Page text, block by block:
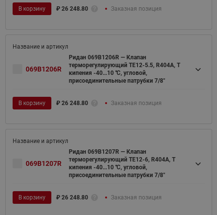
В корзину ₽ 26 248.80 Заказная позиция
069B1206R
Ридан 069B1206R — Клапан
терморегулирующий TE12-5.5, R404A, T
кипения -40...10 ℃, угловой,
присоединительные патрубки 7/8"
В корзину ₽ 26 248.80 Заказная позиция
069B1207R
Ридан 069B1207R — Клапан
терморегулирующий TE12-6, R404A, T
кипения -40...10 ℃, угловой,
присоединительные патрубки 7/8"
В корзину ₽ 26 248.80 Заказная позиция